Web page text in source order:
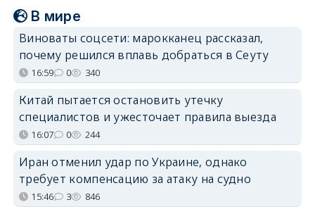
В мире
Виноваты соцсети: марокканец рассказал,
почему решился вплавь добраться в Сеуту
16:59 0 340
Китай пытается остановить утечку
специалистов и ужесточает правила выезда
16:07 0 244
Иран отменил удар по Украине, однако
требует компенсацию за атаку на судно
15:46 3 846